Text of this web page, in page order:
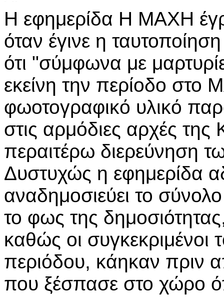
Η εφημερίδα Η ΜΑΧΗ
όταν έγινε η
ότι "σύμφωνα με
εκείνη την περίοδο στο
φωοτογραφικό υλικό
στις αρμόδιες αρχές
περαιτέρω διερεύνηση
Δυστυχώς η εφημερίδα
αναδημοσιεύει το
το φως της
καθώς οι συγκεκριμένοι
περιόδου, κάηκαν πριν
που ξέσπασε στο χώρο